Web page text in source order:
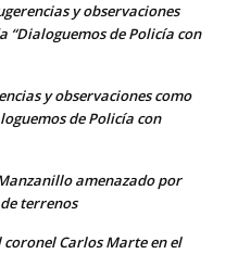
y observaciones
de Policía con
y observaciones como
de Policía con
amenazado por
terrenos
Carlos Marte en el